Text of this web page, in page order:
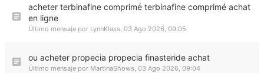
acheter terbinafine comprimé terbinafine comprimé achat
en ligne
Último mensaje por LynnKlass, 03 Ago 2026, 09:05
ou acheter propecia propecia finasteride achat
Último mensaje por MartinaShows, 03 Ago 2026, 09:04